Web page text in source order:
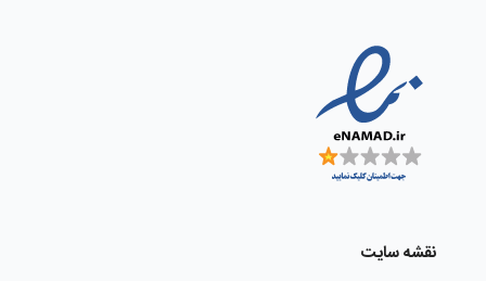
نقشه سایت